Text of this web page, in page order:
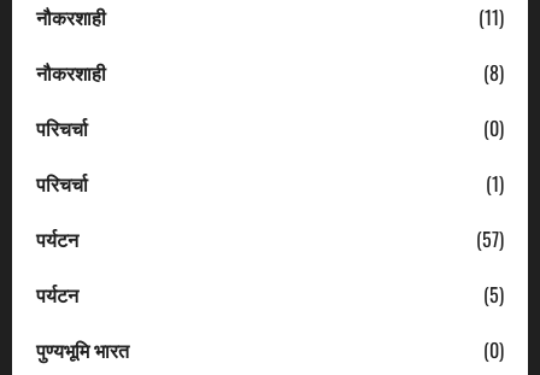
नौकरशाही
(11)
नौकरशाही
(8)
परिचर्चा
(0)
परिचर्चा
(1)
पर्यटन
(57)
पर्यटन
(5)
पुण्यभूमि भारत
(0)